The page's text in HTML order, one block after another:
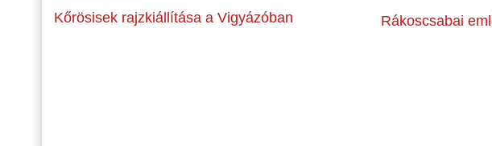
Kőrösisek rajzkiállítása a Vigyázóban
Rákoscsabai